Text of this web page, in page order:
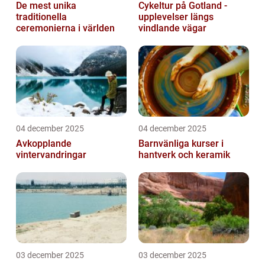
De mest unika
traditionella
ceremonierna i världen
Cykeltur på Gotland -
upplevelser längs
vindlande vägar
04 december 2025
Avkopplande
vintervandringar
04 december 2025
Barnvänliga kurser i
hantverk och keramik
03 december 2025 03 december 2025